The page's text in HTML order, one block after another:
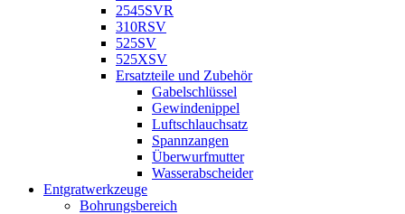
2545SVR
310RSV
525SV
525XSV
Ersatzteile und Zubehör
Gabelschlüssel
Gewindenippel
Luftschlauchsatz
Spannzangen
Überwurfmutter
Wasserabscheider
Entgratwerkzeuge
Bohrungsbereich